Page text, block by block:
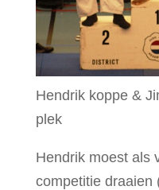
Hendrik koppe &
plek
Hendrik moest als
competitie